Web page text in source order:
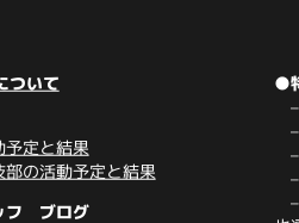
ついて
予定と結果
の活動予定と結果
フ ブログ
●